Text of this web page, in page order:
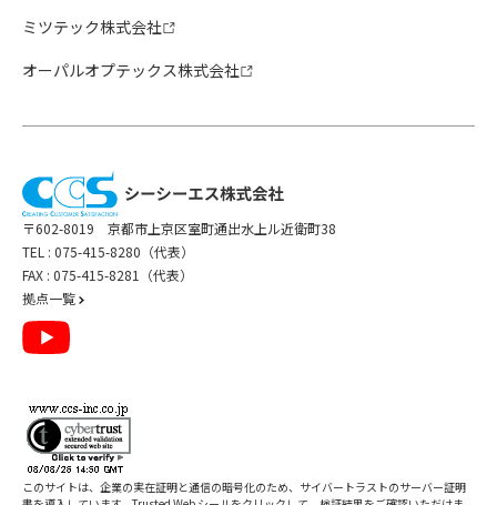
ミツテック株式会社
オーパルオプテックス株式会社
〒602-8019 京都市上京区室町通出水上ル近衛町38
TEL : 075-415-8280（代表）
FAX : 075-415-8281（代表）
拠点一覧
このサイトは、企業の実在証明と通信の暗号化のため、サイバートラストのサーバー証明